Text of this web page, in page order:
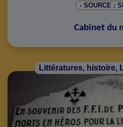
- SOURCE :
Cabinet du
Littératures, histoire,